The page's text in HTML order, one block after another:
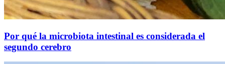
Por qué la microbiota intestinal es considerada el
segundo cerebro